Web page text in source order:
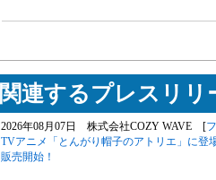
関連するプレスリリ
2026年08月07日 株式会社COZY WAVE [
TVアニメ「とんがり帽子のアトリエ」に登
販売開始！